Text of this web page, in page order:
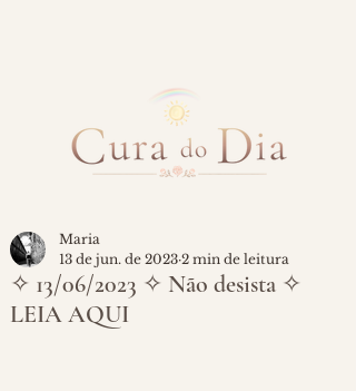
✧ 13/06/2023 ✧ Não desista ✧
LEIA AQUI
Maria
13 de jun. de 2023 2 min de leitura